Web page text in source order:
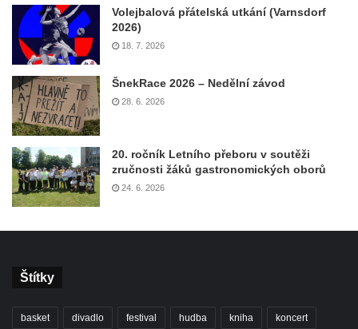
Volejbalová přátelská utkání (Varnsdorf
2026)
18. 7. 2026
ŠnekRace 2026 – Nedělní závod
28. 6. 2026
20. ročník Letního přeboru v soutěži
zručnosti žáků gastronomických oborů
24. 6. 2026
Štítky
basket divadlo festival hudba kniha koncert